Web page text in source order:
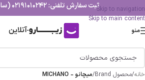
Skip to navigation
Skip to main content
ثبت سفارش تلفنی: 02191010242 (ساعات اداری)
منو
خانه/محصول Brand /میچانو - MICHANO